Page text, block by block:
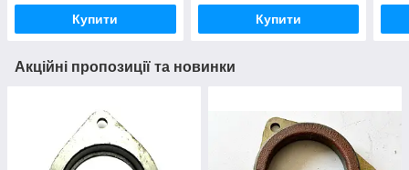
Купити Купити
Акційні пропозиції та новинки